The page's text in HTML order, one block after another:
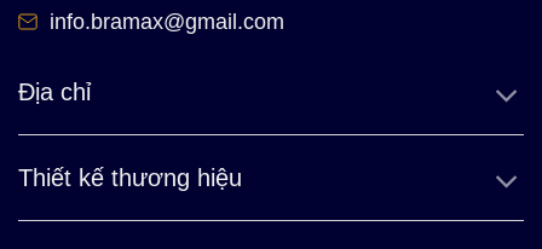
info.bramax@gmail.com
Địa chỉ
Thiết kế thương hiệu